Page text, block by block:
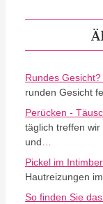
Rundes
runden Gesicht
Perücken -
täglich treffen
und…
Pickel im
Hautreizungen
So finden Sie